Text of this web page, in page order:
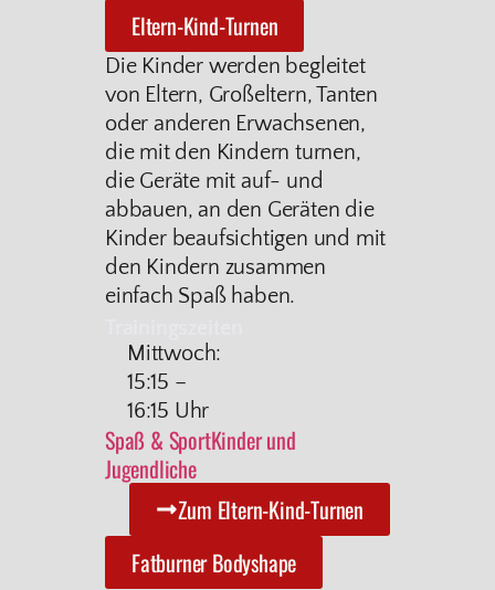
Eltern-Kind-Turnen
Die Kinder werden begleitet
von Eltern, Großeltern, Tanten
oder anderen Erwachsenen,
die mit den Kindern turnen,
die Geräte mit auf- und
abbauen, an den Geräten die
Kinder beaufsichtigen und mit
den Kindern zusammen
einfach Spaß haben.
Mittwoch:
15:15 –
16:15 Uhr
Spaß & SportKinder und
Jugendliche
Zum Eltern-Kind-Turnen
Fatburner Bodyshape